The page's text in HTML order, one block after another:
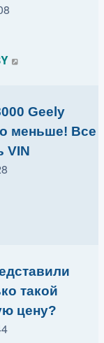
Geely
меньше! Все
VIN
такой
цену?